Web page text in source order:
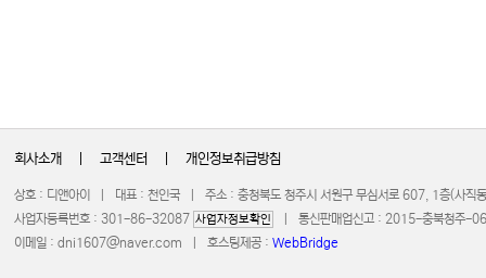
회사소개 고객센터 개인정보취급방침
상호 : 디앤아이 | 대표 : 천인국 | 주소 : 충청북도 청주시 서원구 무심서로 607, 1층(사직
사업자등록번호 : 301-86-32087 사업자정보확인
| 통신판매업신고 : 2015-충북청
이메일 : dni1607@naver.com | 호스팅제공 : WebBridge